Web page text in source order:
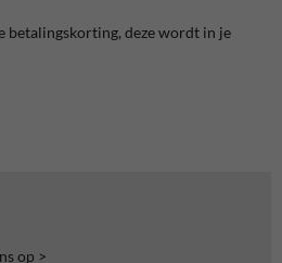
op >
betalingskorting, deze wordt in je